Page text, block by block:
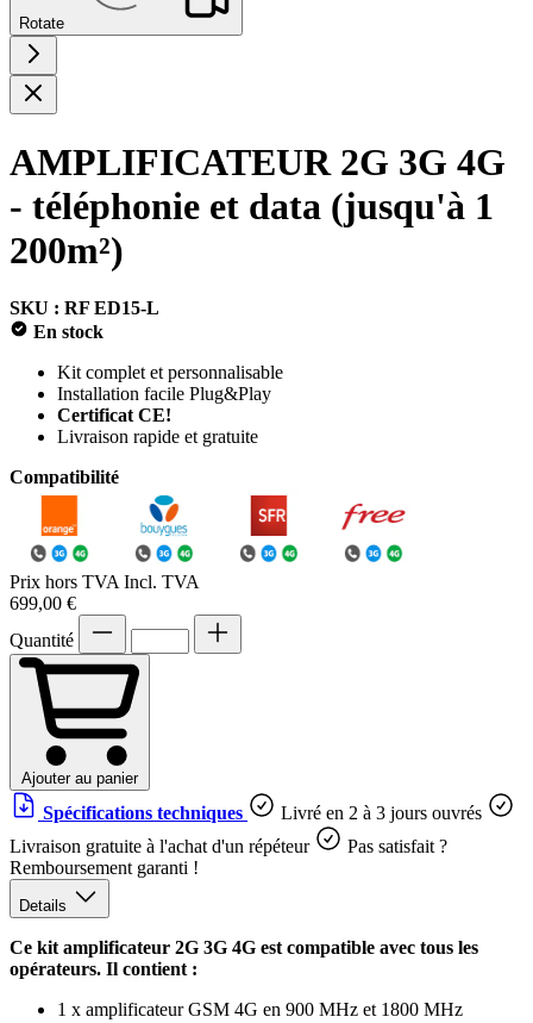
Rotate
AMPLIFICATEUR 2G 3G 4G
- téléphonie et data (jusqu'à 1
200m²)
SKU : RF ED15-L
En stock
Kit complet et personnalisable
Installation facile Plug&Play
Certificat CE!
Livraison rapide et gratuite
Compatibilité
Prix hors TVA Incl. TVA
699,00 €
Quantité
Ajouter au panier
Spécifications techniques
Livré en 2 à 3 jours ouvrés
Livraison gratuite à l'achat d'un répéteur
Pas satisfait ?
Remboursement garanti !
Details
Ce kit amplificateur 2G 3G 4G est compatible avec tous les
opérateurs. Il contient :
1 x amplificateur GSM 4G en 900 MHz et 1800 MHz